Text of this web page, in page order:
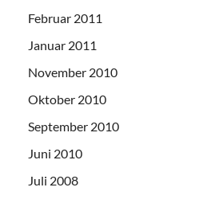
Februar 2011
Januar 2011
November 2010
Oktober 2010
September 2010
Juni 2010
Juli 2008